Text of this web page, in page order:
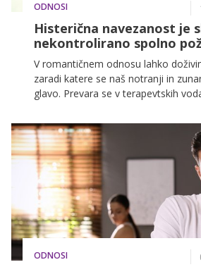
ODNOSI
Histerična navezanost je
nekontrolirano spolno
V romantičnem odnosu lahko
zaradi katere se naš notranji in
glavo. Prevara se v terapevtskih
nepričakovane odzive. Ste že slišali
navezanost?
ODNOSI